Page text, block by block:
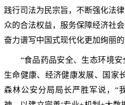
践行司法为民宗旨，不断强化法
众的合法权益，服务保障经济社
奋力谱写中国式现代化更加绚丽
“食品药品安全、生态环境安
生命健康、经济健康发展、国家
森林公安分局局长严胜军说，“